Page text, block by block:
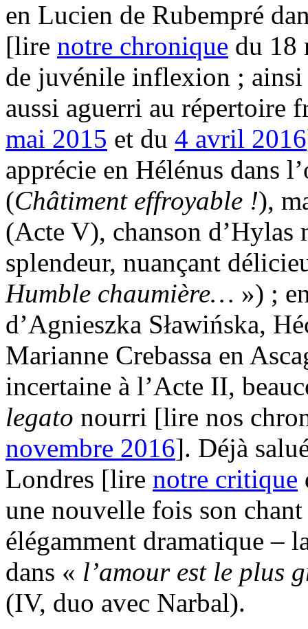
en Lucien de Rubempré
[lire notre chronique du 18
de juvénile inflexion ; ainsi
aussi aguerri au répertoire
mai 2015 et du 4 avril 2016
apprécie en Hélénus dans
(Châtiment effroyable !),
(Acte V), chanson d’Hylas
splendeur, nuançant
Humble chaumière… ») ;
d’Agnieszka Sławińska,
Marianne Crebassa en
incertaine à l’Acte II,
legato nourri [lire nos
novembre 2016]. Déjà
Londres [lire notre critique
une nouvelle fois son
élégamment dramatique –
dans « l’amour est le plus
(IV, duo avec Narbal).